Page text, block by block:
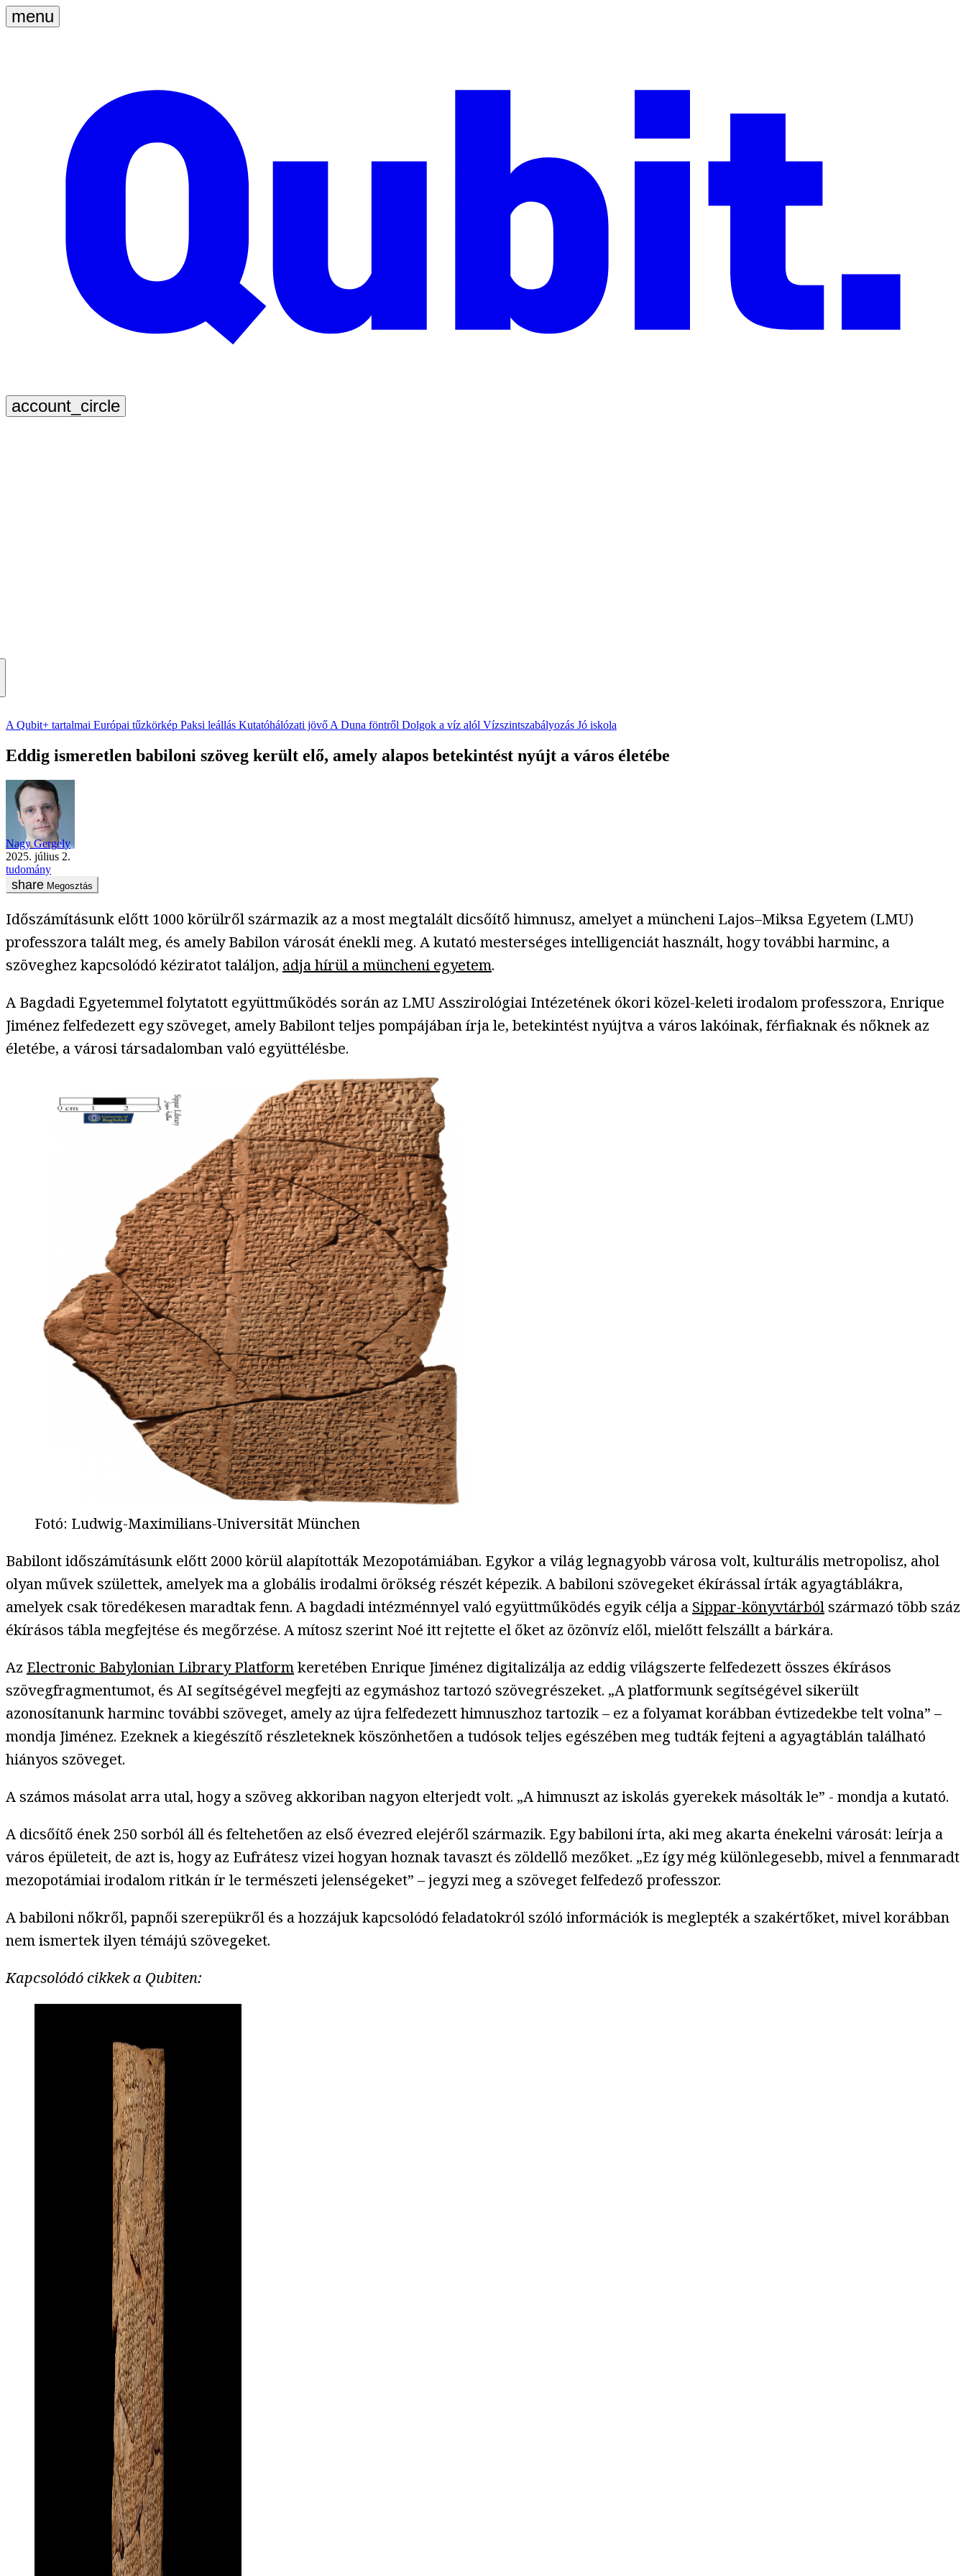
A Qubit+ tartalmai Európai tűzkörkép Paksi leállás Kutatóhálózati jövő A Duna föntről Dolgok a víz alól Vízszintszabályozás Jó iskola
Eddig ismeretlen babiloni szöveg került elő, amely alapos betekintést nyújt a város életébe
Nagy Gergely
2025. július 2.
tudomány
Megosztás
Időszámításunk előtt 1000 körülről származik az a most megtalált dicsőítő himnusz, amelyet a müncheni Lajos–Miksa Egyetem (LMU)
professzora talált meg, és amely Babilon városát énekli meg. A kutató mesterséges intelligenciát használt, hogy további harminc, a
szöveghez kapcsolódó kéziratot találjon, adja hírül a müncheni egyetem.
A Bagdadi Egyetemmel folytatott együttműködés során az LMU Asszirológiai Intézetének ókori közel-keleti irodalom professzora, Enrique
Jiménez felfedezett egy szöveget, amely Babilont teljes pompájában írja le, betekintést nyújtva a város lakóinak, férfiaknak és nőknek az
életébe, a városi társadalomban való együttélésbe.
Fotó: Ludwig-Maximilians-Universität München
Babilont időszámításunk előtt 2000 körül alapították Mezopotámiában. Egykor a világ legnagyobb városa volt, kulturális metropolisz, ahol
olyan művek születtek, amelyek ma a globális irodalmi örökség részét képezik. A babiloni szövegeket ékírással írták agyagtáblákra,
amelyek csak töredékesen maradtak fenn. A bagdadi intézménnyel való együttműködés egyik célja a Sippar-könyvtárbólszármazó több száz
ékírásos tábla megfejtése és megőrzése. A mítosz szerint Noé itt rejtette el őket az özönvíz elől, mielőtt felszállt a bárkára.
Az Electronic Babylonian Library Platformkeretében Enrique Jiménez digitalizálja az eddig világszerte felfedezett összes ékírásos
szövegfragmentumot, és AI segítségével megfejti az egymáshoz tartozó szövegrészeket. „A platformunk segítségével sikerült
azonosítanunk harminc további szöveget, amely az újra felfedezett himnuszhoz tartozik – ez a folyamat korábban évtizedekbe telt volna” –
mondja Jiménez. Ezeknek a kiegészítő részleteknek köszönhetően a tudósok teljes egészében meg tudták fejteni a agyagtáblán található
hiányos szöveget.
A számos másolat arra utal, hogy a szöveg akkoriban nagyon elterjedt volt. „A himnuszt az iskolás gyerekek másolták le” - mondja a kutató.
A dicsőítő ének 250 sorból áll és feltehetően az első évezred elejéről származik. Egy babiloni írta, aki meg akarta énekelni városát: leírja a
város épületeit, de azt is, hogy az Eufrátesz vizei hogyan hoznak tavaszt és zöldellő mezőket. „Ez így még különlegesebb, mivel a fennmaradt
mezopotámiai irodalom ritkán ír le természeti jelenségeket” – jegyzi meg a szöveget felfedező professzor.
A babiloni nőkről, papnői szerepükről és a hozzájuk kapcsolódó feladatokról szóló információk is meglepték a szakértőket, mivel korábban
nem ismertek ilyen témájú szövegeket.
Kapcsolódó cikkek a Qubiten: